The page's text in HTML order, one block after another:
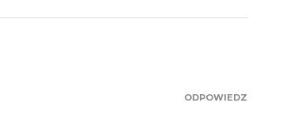
ODPOWIEDZ